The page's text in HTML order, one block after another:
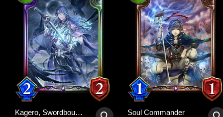
Kagero, Swordbound Soul Soul Commander